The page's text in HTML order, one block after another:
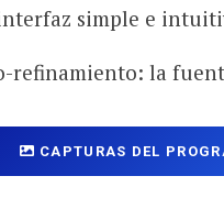
simple e
refinamiento: la
CAPTURAS DEL